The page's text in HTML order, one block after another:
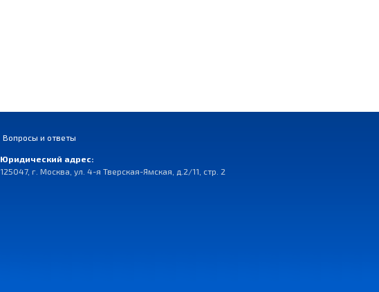
Вопросы и ответы
Юридический адрес:
125047, г. Москва, ул. 4-я Тверская-Ямская, д.2/11, стр. 2